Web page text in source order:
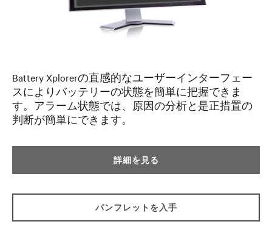
Battery Xplorerの直感的なユーザーインターフェー
スによりバッテリーの状態を簡単に把握できま
す。アラーム状態では、原因の分析と是正措置の
判断が簡単にできます。
詳細を見る
パンフレットを入手